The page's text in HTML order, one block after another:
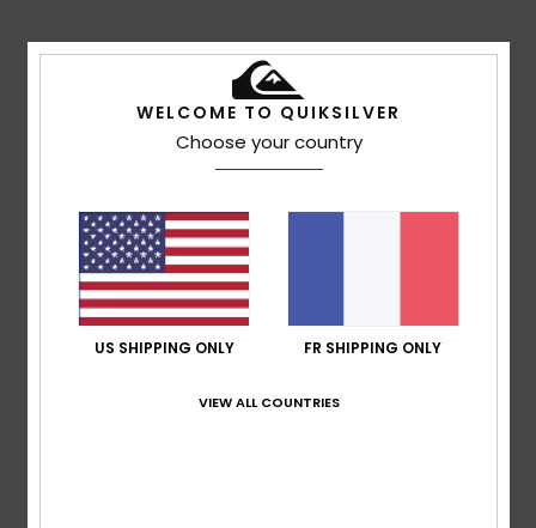
Avis clients
Note moyenne
5.0/5
basé sur3 avis vérifiés
33% de nos clients recommandent ce produit
WELCOME TO QUIKSILVER
Choose your country
US SHIPPING ONLY FR SHIPPING ONLY
VIEW ALL COUNTRIES